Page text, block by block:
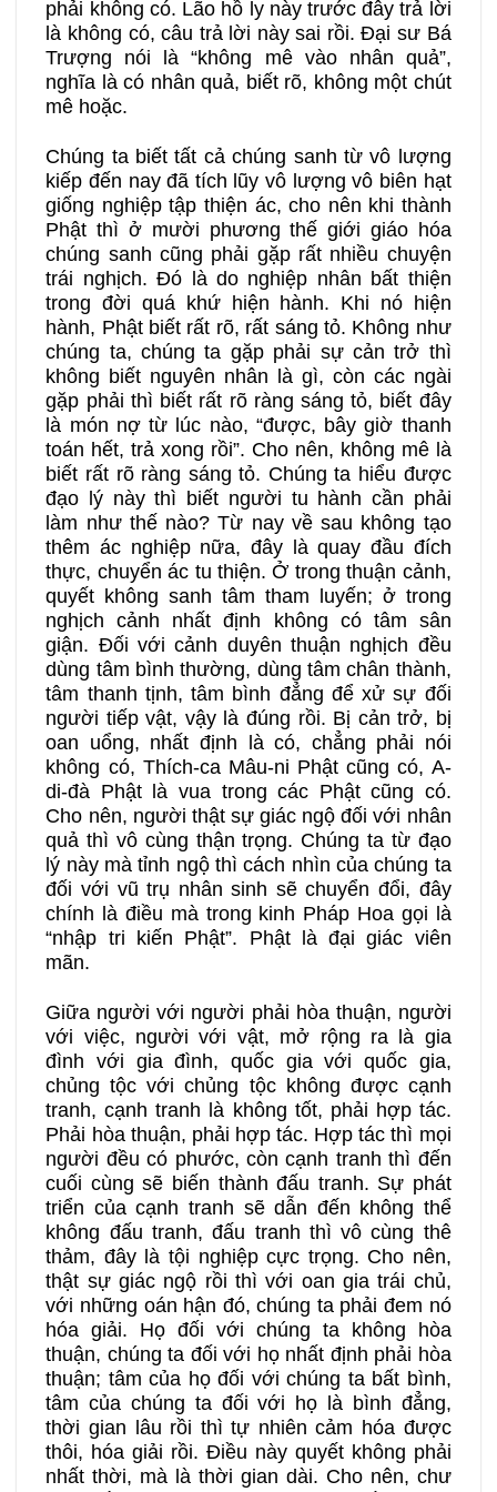
phải không có. Lão hồ ly này trước đây trả lời
là không có, câu trả lời này sai rồi. Đại sư Bá
Trượng nói là “không mê vào nhân quả”,
nghĩa là có nhân quả, biết rõ, không một chút
mê hoặc.
Chúng ta biết tất cả chúng sanh từ vô lượng
kiếp đến nay đã tích lũy vô lượng vô biên hạt
giống nghiệp tập thiện ác, cho nên khi thành
Phật thì ở mười phương thế giới giáo hóa
chúng sanh cũng phải gặp rất nhiều chuyện
trái nghịch. Đó là do nghiệp nhân bất thiện
trong đời quá khứ hiện hành. Khi nó hiện
hành, Phật biết rất rõ, rất sáng tỏ. Không như
chúng ta, chúng ta gặp phải sự cản trở thì
không biết nguyên nhân là gì, còn các ngài
gặp phải thì biết rất rõ ràng sáng tỏ, biết đây
là món nợ từ lúc nào, “được, bây giờ thanh
toán hết, trả xong rồi”. Cho nên, không mê là
biết rất rõ ràng sáng tỏ. Chúng ta hiểu được
đạo lý này thì biết người tu hành cần phải
làm như thế nào? Từ nay về sau không tạo
thêm ác nghiệp nữa, đây là quay đầu đích
thực, chuyển ác tu thiện. Ở trong thuận cảnh,
quyết không sanh tâm tham luyến; ở trong
nghịch cảnh nhất định không có tâm sân
giận. Đối với cảnh duyên thuận nghịch đều
dùng tâm bình thường, dùng tâm chân thành,
tâm thanh tịnh, tâm bình đẳng để xử sự đối
người tiếp vật, vậy là đúng rồi. Bị cản trở, bị
oan uổng, nhất định là có, chẳng phải nói
không có, Thích-ca Mâu-ni Phật cũng có, A-
di-đà Phật là vua trong các Phật cũng có.
Cho nên, người thật sự giác ngộ đối với nhân
quả thì vô cùng thận trọng. Chúng ta từ đạo
lý này mà tỉnh ngộ thì cách nhìn của chúng ta
đối với vũ trụ nhân sinh sẽ chuyển đổi, đây
chính là điều mà trong kinh Pháp Hoa gọi là
“nhập tri kiến Phật”. Phật là đại giác viên
mãn.
Giữa người với người phải hòa thuận, người
với việc, người với vật, mở rộng ra là gia
đình với gia đình, quốc gia với quốc gia,
chủng tộc với chủng tộc không được cạnh
tranh, cạnh tranh là không tốt, phải hợp tác.
Phải hòa thuận, phải hợp tác. Hợp tác thì mọi
người đều có phước, còn cạnh tranh thì đến
cuối cùng sẽ biến thành đấu tranh. Sự phát
triển của cạnh tranh sẽ dẫn đến không thể
không đấu tranh, đấu tranh thì vô cùng thê
thảm, đây là tội nghiệp cực trọng. Cho nên,
thật sự giác ngộ rồi thì với oan gia trái chủ,
với những oán hận đó, chúng ta phải đem nó
hóa giải. Họ đối với chúng ta không hòa
thuận, chúng ta đối với họ nhất định phải hòa
thuận; tâm của họ đối với chúng ta bất bình,
tâm của chúng ta đối với họ là bình đẳng,
thời gian lâu rồi thì tự nhiên cảm hóa được
thôi, hóa giải rồi. Điều này quyết không phải
nhất thời, mà là thời gian dài. Cho nên, chư